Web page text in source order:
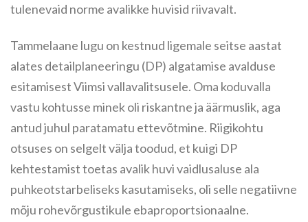
tulenevaid norme avalikke huvisid riivavalt.
Tammelaane lugu on kestnud ligemale seitse aastat
alates detailplaneeringu (DP) algatamise avalduse
esitamisest Viimsi vallavalitsusele. Oma koduvalla
vastu kohtusse minek oli riskantne ja äärmuslik, aga
antud juhul paratamatu ettevõtmine. Riigikohtu
otsuses on selgelt välja toodud, et kuigi DP
kehtestamist toetas avalik huvi vaidlusaluse ala
puhkeotstarbeliseks kasutamiseks, oli selle negatiivne
mõju rohevõrgustikule ebaproportsionaalne.